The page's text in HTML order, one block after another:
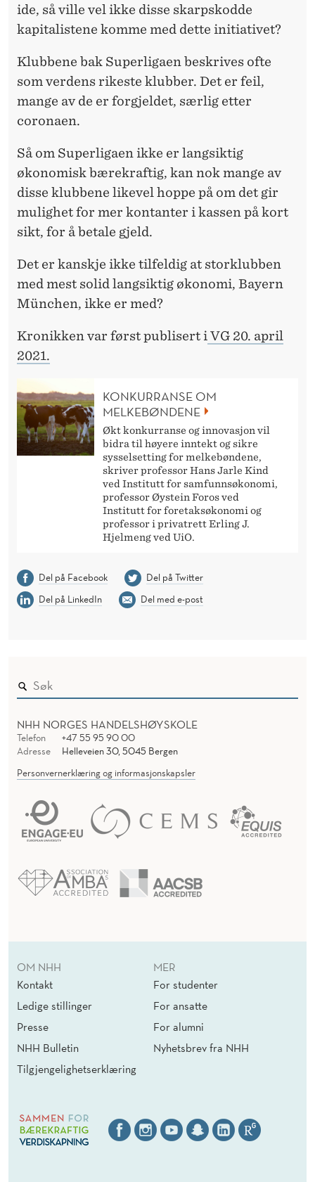
ide, så ville vel ikke disse skarpskodde
kapitalistene komme med dette initiativet?
Klubbene bak Superligaen beskrives ofte
som verdens rikeste klubber. Det er feil,
mange av de er forgjeldet, særlig etter
coronaen.
Så om Superligaen ikke er langsiktig
økonomisk bærekraftig, kan nok mange av
disse klubbene likevel hoppe på om det gir
mulighet for mer kontanter i kassen på kort
sikt, for å betale gjeld.
Det er kanskje ikke tilfeldig at storklubben
med mest solid langsiktig økonomi, Bayern
München, ikke er med?
Kronikken var først publisert iVG 20. april
2021.
KONKURRANSE OM
MELKEBØNDENE
Økt konkurranse og innovasjon vil
bidra til høyere inntekt og sikre
sysselsetting for melkebøndene,
skriver professor Hans Jarle Kind
ved Institutt for samfunnsøkonomi,
professor Øystein Foros ved
Institutt for foretaksøkonomi og
professor i privatrett Erling J.
Hjelmeng ved UiO.
Del på Facebook
Del på Twitter
Del på LinkedIn
Del med e-post
NHH NORGES HANDELSHØYSKOLE
Telefon
+47 55 95 90 00
Adresse
Helleveien 30, 5045 Bergen
Personvernerklæring og informasjonskapsler
OM NHH
Kontakt
Ledige stillinger
Presse
NHH Bulletin
Tilgjengelighetserklæring
MER
For studenter
For ansatte
For alumni
Nyhetsbrev fra NHH